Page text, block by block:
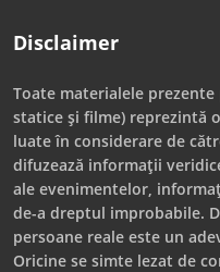
Disclaimer
Toate materialele
statice și filme) reprezintă
luate în considerare de
difuzează informații
ale evenimentelor,
de-a dreptul improbabile.
persoane reale este un
Oricine se simte lezat de